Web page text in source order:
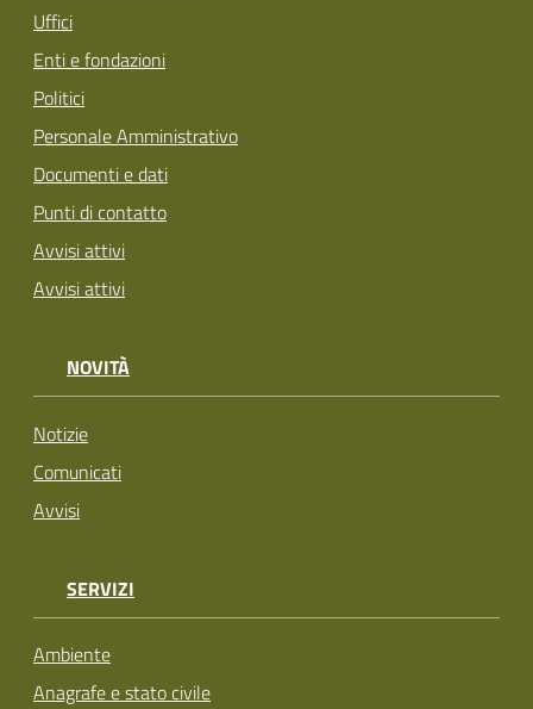
Uffici
Enti e fondazioni
Politici
Personale Amministrativo
Documenti e dati
Punti di contatto
Avvisi attivi
Avvisi attivi
NOVITÀ
Notizie
Comunicati
Avvisi
SERVIZI
Ambiente
Anagrafe e stato civile